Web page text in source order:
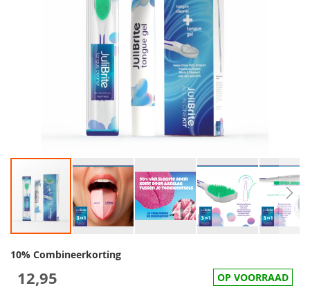
10% Combineerkorting
12,95 OP VOORRAAD